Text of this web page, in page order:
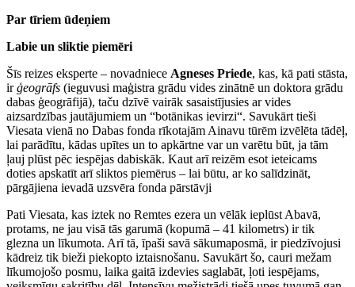
Par tīriem ūdeņiem
Labie un sliktie piemēri
Šīs reizes eksperte – novadniece Agneses Priede, kas, kā pati stāsta,
irģeogrāfs (ieguvusi maģistra grādu vides zinātnē un doktora grādu
dabas ģeogrāfijā), taču dzīvē vairāk sasaistījusies ar vides
aizsardzības jautājumiem un “botānikas ievirzi“. Savukārt tieši
Viesata vienā no Dabas fonda rīkotajām Ainavu tūrēm izvēlēta tādēļ,
lai parādītu, kādas upītes un to apkārtne var un varētu būt, ja tām
ļauj plūst pēc iespējas dabiskāk. Kaut arī reizēm esot ieteicams
doties apskatīt arī sliktos piemērus – lai būtu, ar ko salīdzināt,
pārgājiena ievadā uzsvēra fonda pārstāvji
Pati Viesata, kas iztek no Remtes ezera un vēlāk ieplūst Abavā,
protams, ne jau visā tās garumā (kopumā – 41 kilometrs) ir tik
glezna un līkumota. Arī tā, īpaši savā sākumaposmā, ir piedzīvojusi
kādreiz tik bieži piekopto iztaisnošanu. Savukārt šo, cauri mežam
līkumojošo posmu, laika gaitā izdevies saglabāt, ļoti iespējams,